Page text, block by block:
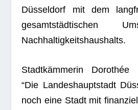
Düs­sel­dorf mit dem
gesamt­städ­ti­schen
Nachhaltigkeitshaushalts.
Stadt­käm­me­rin Doro­thée
“Die Lan­des­haupt­stadt
noch eine Stadt mit